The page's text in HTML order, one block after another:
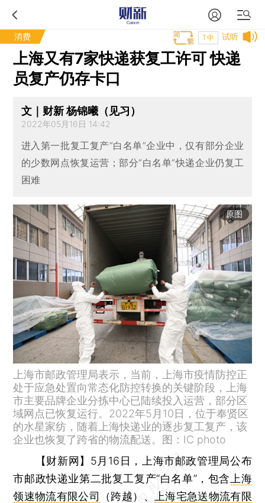
消费 试听
T中
上海又有7家快递获复工许可 快递
员复产仍存卡口
文｜财新 杨锦曦（见习）
2022年05月16日 14:42
进入第一批复工复产“白名单”企业中，仅有部分企业
的少数网点恢复运营；部分“白名单”快递企业仍复工
困难
原图
上海市邮政管理局表示，当前，上海市疫情防控正
处于应急处置向常态化防控转换的关键阶段，上海
市主要品牌企业分拣中心已陆续投入运营，部分区
域网点已恢复运行。2022年5月10日，位于奉贤区
的水星家纺，随着上海快递业的逐步复工复产，该
企业也恢复了跨省的物流配送。图：IC photo
【财新网】 5月16日，上海市邮政管理局公布
市邮政快递业第二批复工复产“白名单”，包含 上海
领速物流有限公司
（跨越）、
上海宅急送物流有限